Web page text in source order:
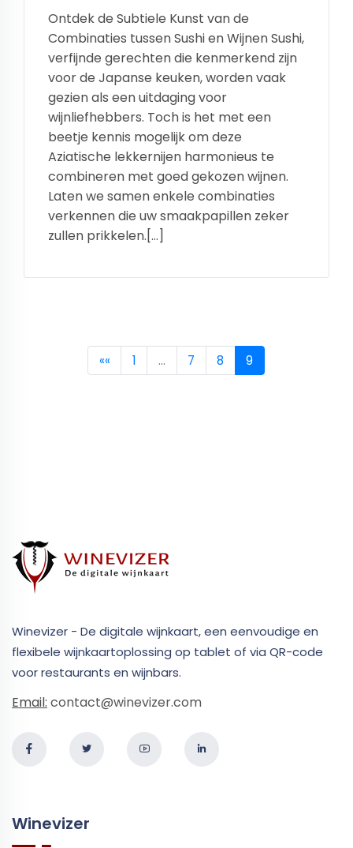
Ontdek de Subtiele Kunst van de
Combinaties tussen Sushi en Wijnen Sushi,
verfijnde gerechten die kenmerkend zijn
voor de Japanse keuken, worden vaak
gezien als een uitdaging voor
wijnliefhebbers. Toch is het met een
beetje kennis mogelijk om deze
Aziatische lekkernijen harmonieus te
combineren met goed gekozen wijnen.
Laten we samen enkele combinaties
verkennen die uw smaakpapillen zeker
zullen prikkelen.[…]
«« 1 … 7 8 9
Winevizer - De digitale wijnkaart, een eenvoudige en
flexibele wijnkaartoplossing op tablet of via QR-code
voor restaurants en wijnbars.
Email: contact@winevizer.com
Winevizer